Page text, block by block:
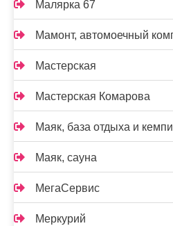
Малярка 67
Мамонт, автомоечный
Мастерская
Мастерская Комарова
Маяк, база отдыха и
Маяк, сауна
МегаСервис
Меркурий